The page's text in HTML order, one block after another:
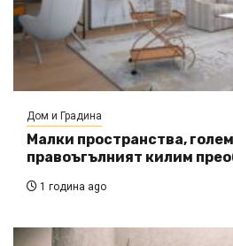
Дом и Градина
Малки пространства,
правоъгълният килим
1 година ago